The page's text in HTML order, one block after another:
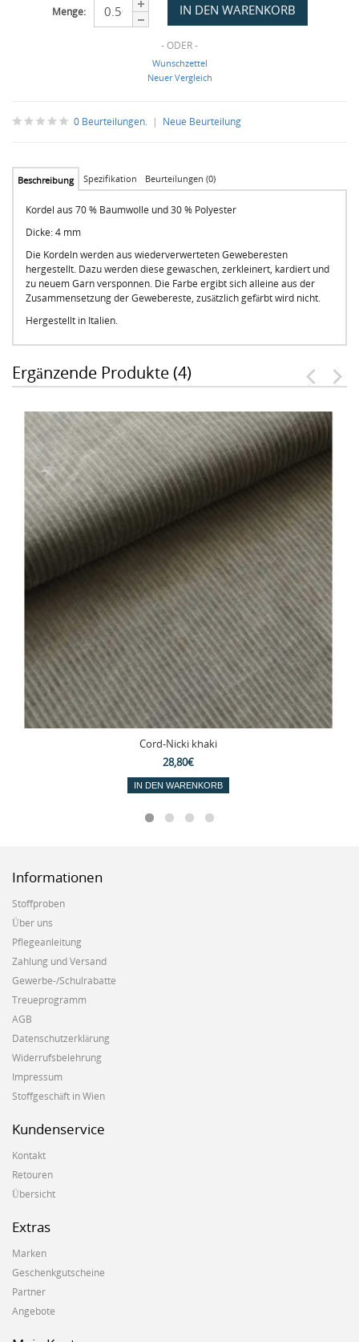
Menge:
- ODER -
Wunschzettel
Neuer Vergleich
0 Beurteilungen. | Neue Beurteilung
Beschreibung Spezifikation Beurteilungen (0)
Kordel aus 70 % Baumwolle und 30 % Polyester
Dicke: 4 mm
Die Kordeln werden aus wiederverwerteten Geweberesten
hergestellt. Dazu werden diese gewaschen, zerkleinert, kardiert und
zu neuem Garn versponnen. Die Farbe ergibt sich alleine aus der
Zusammensetzung der Gewebereste, zusätzlich gefärbt wird nicht.
Hergestellt in Italien.
Ergänzende Produkte (4)
Cord-Nicki khaki
28,80€
IN DEN WARENKORB
Informationen
Stoffproben
Über uns
Pflegeanleitung
Zahlung und Versand
Gewerbe-/Schulrabatte
Treueprogramm
AGB
Datenschutzerklärung
Widerrufsbelehrung
Impressum
Stoffgeschäft in Wien
Kundenservice
Kontakt
Retouren
Übersicht
Extras
Marken
Geschenkgutscheine
Partner
Angebote